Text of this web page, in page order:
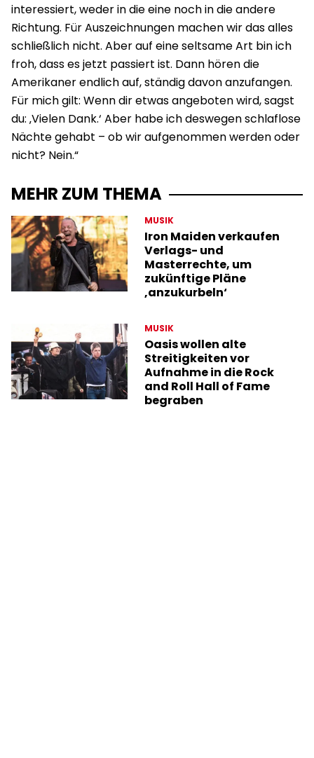
interessiert, weder in die eine noch in die andere
Richtung. Für Auszeichnungen machen wir das alles
schließlich nicht. Aber auf eine seltsame Art bin ich
froh, dass es jetzt passiert ist. Dann hören die
Amerikaner endlich auf, ständig davon anzufangen.
Für mich gilt: Wenn dir etwas angeboten wird, sagst
du: ‚Vielen Dank.‘ Aber habe ich deswegen schlaflose
Nächte gehabt – ob wir aufgenommen werden oder
nicht? Nein.“
MEHR ZUM THEMA
MUSIK
Iron Maiden verkaufen
Verlags- und
Masterrechte, um
zukünftige Pläne
‚anzukurbeln‘
MUSIK
Oasis wollen alte
Streitigkeiten vor
Aufnahme in die Rock
and Roll Hall of Fame
begraben